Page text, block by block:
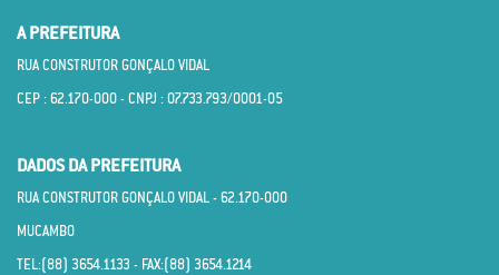
A PREFEITURA
RUA CONSTRUTOR GONÇALO VIDAL
CEP : 62.170­-000 - CNPJ : 07.733.793/0001­-05
DADOS DA PREFEITURA
RUA CONSTRUTOR GONÇALO VIDAL - 62.170­-000
MUCAMBO
TEL:(88) 3654.1133 - FAX:(88) 3654.1214